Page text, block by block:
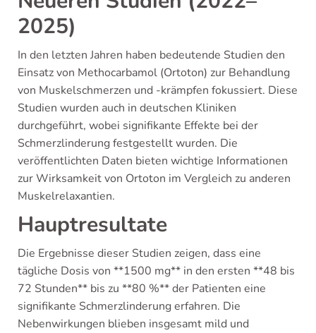
2025)
In den letzten Jahren haben bedeutende Studien den
Einsatz von Methocarbamol (Ortoton) zur Behandlung
von Muskelschmerzen und -krämpfen fokussiert. Diese
Studien wurden auch in deutschen Kliniken
durchgeführt, wobei signifikante Effekte bei der
Schmerzlinderung festgestellt wurden. Die
veröffentlichten Daten bieten wichtige Informationen
zur Wirksamkeit von Ortoton im Vergleich zu anderen
Muskelrelaxantien.
Hauptresultate
Die Ergebnisse dieser Studien zeigen, dass eine
tägliche Dosis von **1500 mg** in den ersten **48 bis
72 Stunden** bis zu **80 %** der Patienten eine
signifikante Schmerzlinderung erfahren. Die
Nebenwirkungen blieben insgesamt mild und